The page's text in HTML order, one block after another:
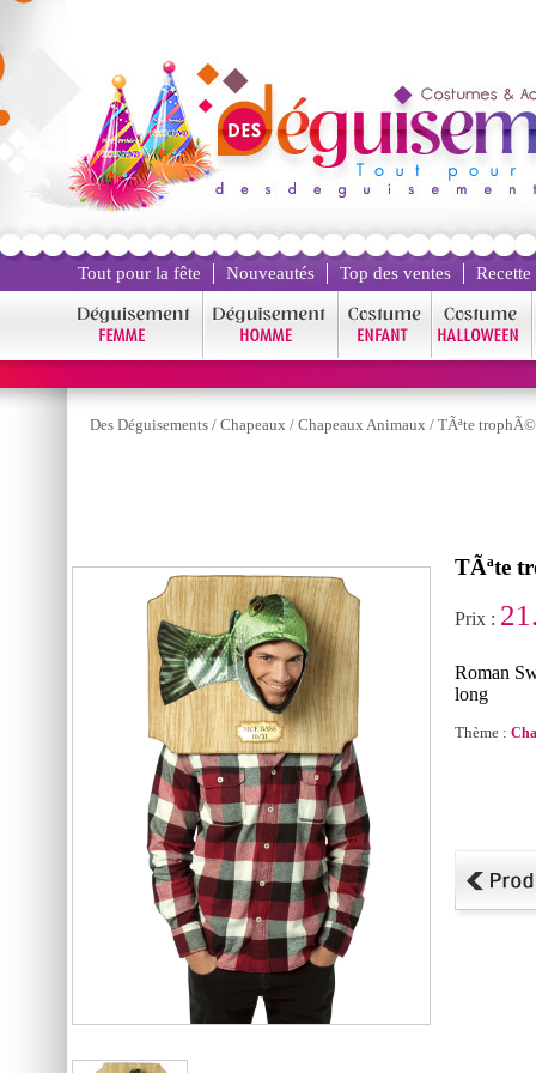
Tout pour la fête Nouveautés Top des ventes
Des Déguisements / Chapeaux / Chapeaux Animaux / TÃªte
TÃªte
Prix :
Roman
long
Thème :